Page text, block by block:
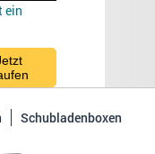
ein
Schubladenboxen